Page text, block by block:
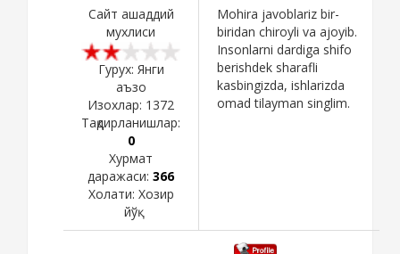
Сайт ашаддий
мухлиси
Гурух: Янги
аъзо
Изохлар: 1372
Тақдирланишлар:
0
Хурмат
даражаси: 366
Холати: Хозир
йўқ
Mohira javoblariz bir-
biridan chiroyli va ajoyib.
Insonlarni dardiga shifo
berishdek sharafli
kasbingizda, ishlarizda
omad tilayman singlim.